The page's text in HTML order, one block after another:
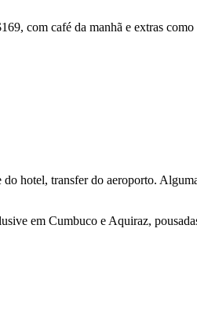
com café da manhã e extras
hotel, transfer do aeroporto.
em Cumbuco e Aquiraz,